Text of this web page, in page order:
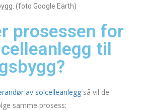
(foto Google Earth)
prosessen for
til
av solcelleanlegg så vil de
samme prosess: